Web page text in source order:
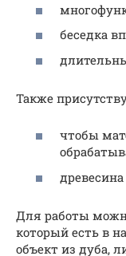
беседка
Также
чтобы
Для работы
который есть в
объект из дуба,